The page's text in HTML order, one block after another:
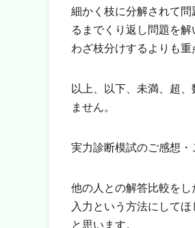
細かく枝に分解されて
るまでくり返し問題を
わざ枝分けするよりも重
以上、以下、未満、超
ません。
実力診断模試のご感想・
他の人との解答比較を
入力という方法にして
と思います。